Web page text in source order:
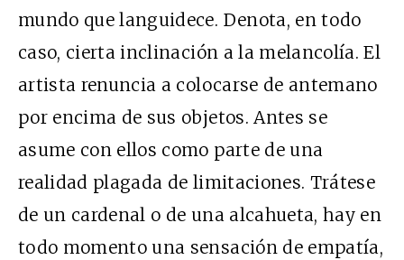
mundo que languidece. Denota, en todo
caso, cierta inclinación a la melancolía. El
artista renuncia a colocarse de antemano
por encima de sus objetos. Antes se
asume con ellos como parte de una
realidad plagada de limitaciones. Trátese
de un cardenal o de una alcahueta, hay en
todo momento una sensación de empatía,